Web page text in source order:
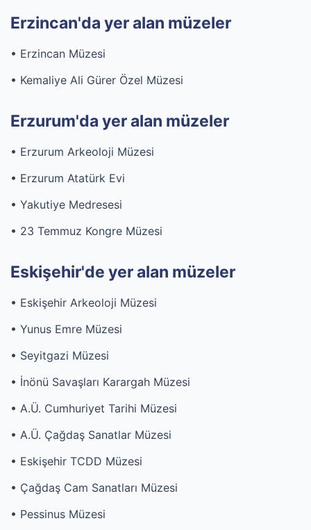
Erzincan'da yer alan müzeler
• Erzincan Müzesi
• Kemaliye Ali Gürer Özel Müzesi
Erzurum'da yer alan müzeler
• Erzurum Arkeoloji Müzesi
• Erzurum Atatürk Evi
• Yakutiye Medresesi
• 23 Temmuz Kongre Müzesi
Eskişehir'de yer alan müzeler
• Eskişehir Arkeoloji Müzesi
• Yunus Emre Müzesi
• Seyitgazi Müzesi
• İnönü Savaşları Karargah Müzesi
• A.Ü. Cumhuriyet Tarihi Müzesi
• A.Ü. Çağdaş Sanatlar Müzesi
• Eskişehir TCDD Müzesi
• Çağdaş Cam Sanatları Müzesi
• Pessinus Müzesi